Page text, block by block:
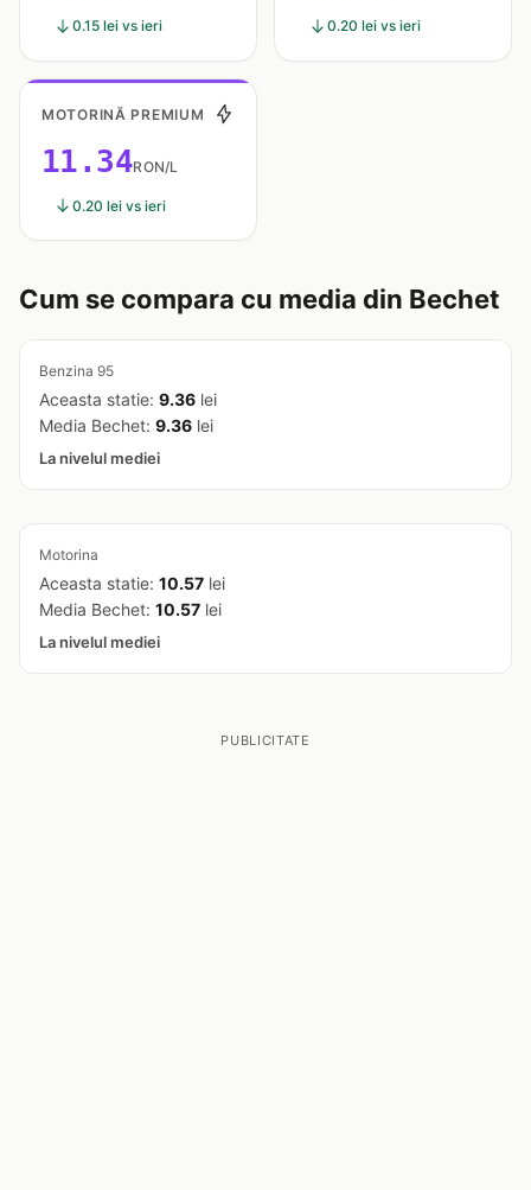
0.15 lei vs ieri 0.20 lei vs ieri
MOTORINĂ PREMIUM
11.34RON/L
0.20 lei vs ieri
Cum se compara cu media din Bechet
Benzina 95
Aceasta statie: 9.36 lei
Media Bechet: 9.36 lei
La nivelul mediei
Motorina
Aceasta statie: 10.57 lei
Media Bechet: 10.57 lei
La nivelul mediei
PUBLICITATE